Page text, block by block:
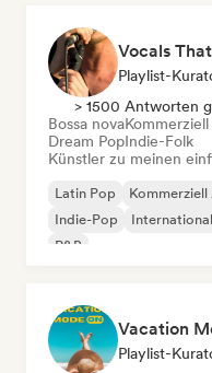
Vocals
Playlist-
> 1500 Antworten
Bossa nova
Dream PopIndie-Folk
Künstler zu meinen
Latin Pop
Indie-Pop
R&B
Vacation
Playlist-